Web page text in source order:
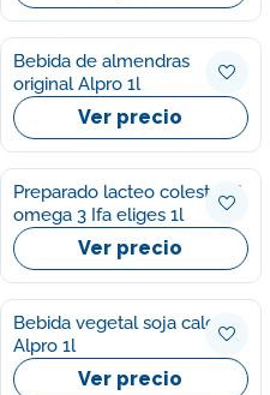
Bebida de almendras
original Alpro 1l
Ver precio
Preparado lacteo colesterol
omega 3 Ifa eliges 1l
Ver precio
Bebida vegetal soja calcio
Alpro 1l
Ver precio